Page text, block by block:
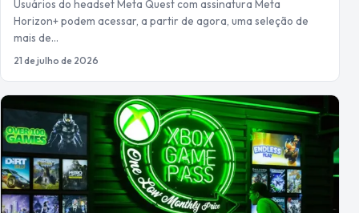
Usuários do headset Meta Quest com assinatura Meta
Horizon+ podem acessar, a partir de agora, uma seleção de
mais de…
21 de julho de 2026